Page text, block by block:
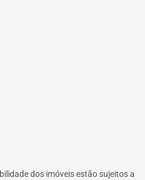
dos imóveis estão sujeitos a